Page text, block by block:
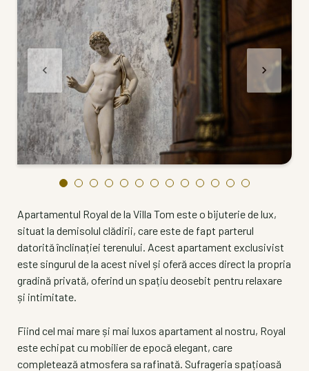
Apartamentul Royal de la Villa Tom este o bijuterie de lux,
situat la demisolul clădirii, care este de fapt parterul
datorită înclinației terenului. Acest apartament exclusivist
este singurul de la acest nivel și oferă acces direct la propria
gradină privată, oferind un spațiu deosebit pentru relaxare
și intimitate.
Fiind cel mai mare și mai luxos apartament al nostru, Royal
este echipat cu mobilier de epocă elegant, care
completează atmosfera sa rafinată. Sufrageria spațioasă